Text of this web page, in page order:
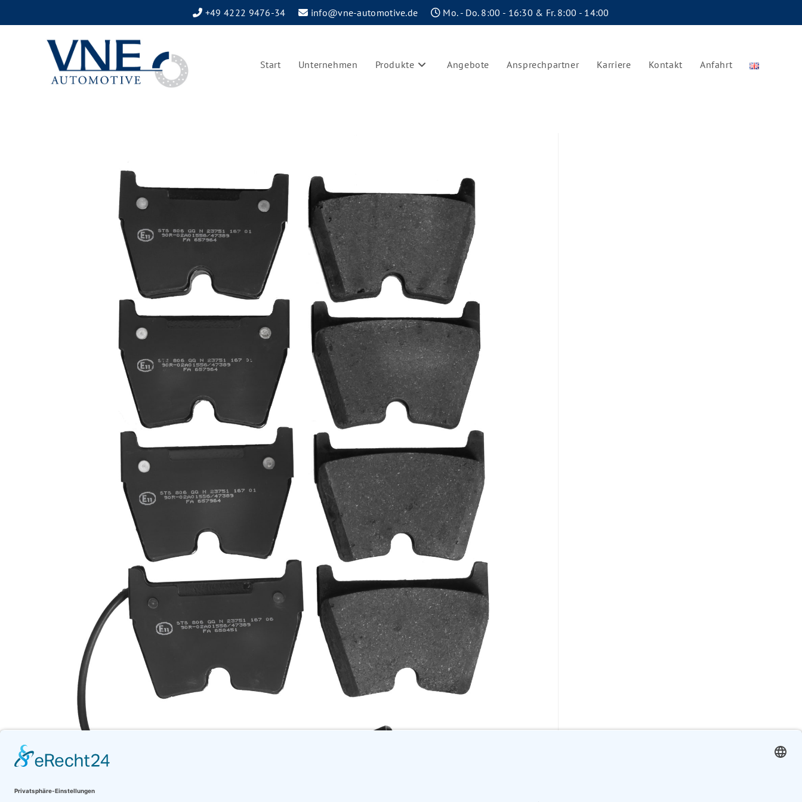
+49 4222 9476-34 info@vne-automotive.de Mo. - Do. 8:00 - 16:30 & Fr. 8:00 - 14:00
Start Unternehmen Produkte Angebote Ansprechpartner Karriere Kontakt Anfahrt